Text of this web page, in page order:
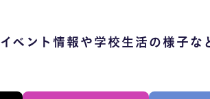
イベント情報や学校生活の様子な